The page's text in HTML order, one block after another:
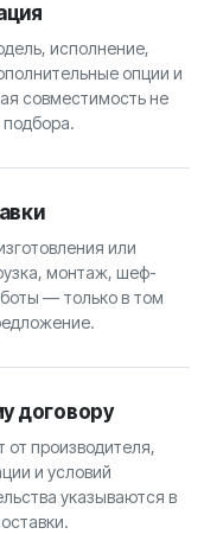
исполнение,
опции и
совместимость не
подбора.
или
монтаж, шеф-
— только в том
договору
от производителя,
и условий
указываются в